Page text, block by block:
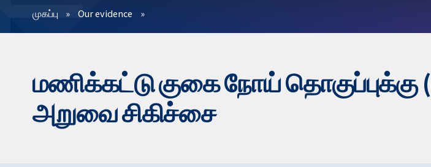
வடிகட்டிகள்
முகப்பு Our evidence
மணிக்கட்டு குகை நோய் தொகுப்புக்கு
அறுவை சிகிச்சை